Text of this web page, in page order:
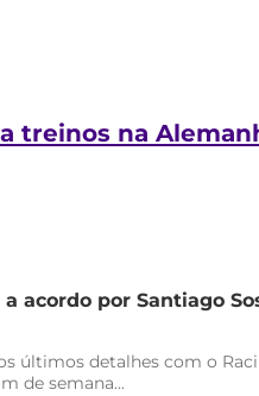
treinos na
a acordo por Santiago
últimos detalhes com o
de semana...